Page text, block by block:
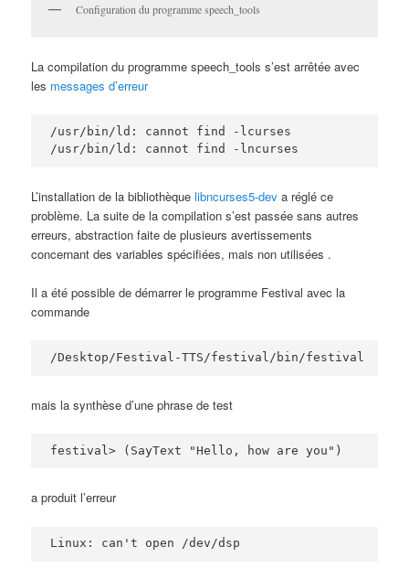
Configuration du programme speech_tools
La compilation du programme speech_tools s’est arrêtée avec
les messages d’erreur
/usr/bin/ld: cannot find -lcurses
/usr/bin/ld: cannot find -lncurses
L’installation de la bibliothèquelibncurses5-dev a réglé ce
problème. La suite de la compilation s’est passée sans autres
erreurs, abstraction faite de plusieurs avertissements
concernant des variables spécifiées, mais non utilisées .
Il a été possible de démarrer le programme Festival avec la
commande
/Desktop/Festival-TTS/festival/bin/festival
mais la synthèse d’une phrase de test
festival> (SayText "Hello, how are you")
a produit l’erreur
Linux: can't open /dev/dsp